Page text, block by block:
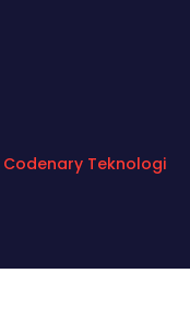
Codenary Teknologi